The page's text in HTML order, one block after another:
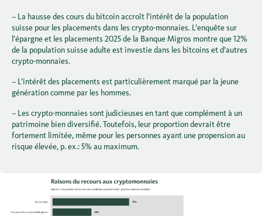
– La hausse des cours du bitcoin accroît l’intérêt de la population
suisse pour les placements dans les crypto-monnaies. L’enquête sur
l’épargne et les placements 2025 de la Banque Migros montre que 12%
de la population suisse adulte est investie dans les bitcoins et d’autres
crypto-monnaies.
– L’intérêt des placements est particulièrement marqué par la jeune
génération comme par les hommes.
– Les crypto-monnaies sont judicieuses en tant que complément à un
patrimoine bien diversifié. Toutefois, leur proportion devrait être
fortement limitée, même pour les personnes ayant une propension au
risque élevée, p. ex.: 5% au maximum.